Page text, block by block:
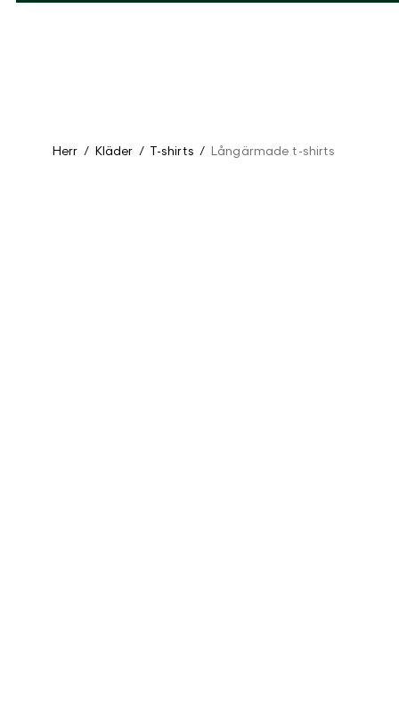
Herr / Kläder / T-shirts / Långärmade t-shirts